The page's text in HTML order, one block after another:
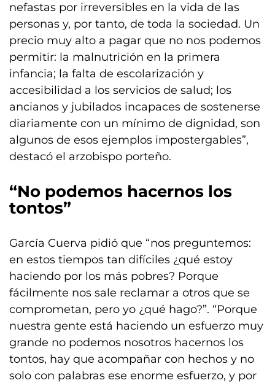
nefastas por irreversibles en la vida de las
personas y, por tanto, de toda la sociedad. Un
precio muy alto a pagar que no nos podemos
permitir: la malnutrición en la primera
infancia; la falta de escolarización y
accesibilidad a los servicios de salud; los
ancianos y jubilados incapaces de sostenerse
diariamente con un mínimo de dignidad, son
algunos de esos ejemplos impostergables”,
destacó el arzobispo porteño.
“No podemos hacernos los
tontos”
García Cuerva pidió que “nos preguntemos:
en estos tiempos tan difíciles ¿qué estoy
haciendo por los más pobres? Porque
fácilmente nos sale reclamar a otros que se
comprometan, pero yo ¿qué hago?”. “Porque
nuestra gente está haciendo un esfuerzo muy
grande no podemos nosotros hacernos los
tontos, hay que acompañar con hechos y no
solo con palabras ese enorme esfuerzo, y por